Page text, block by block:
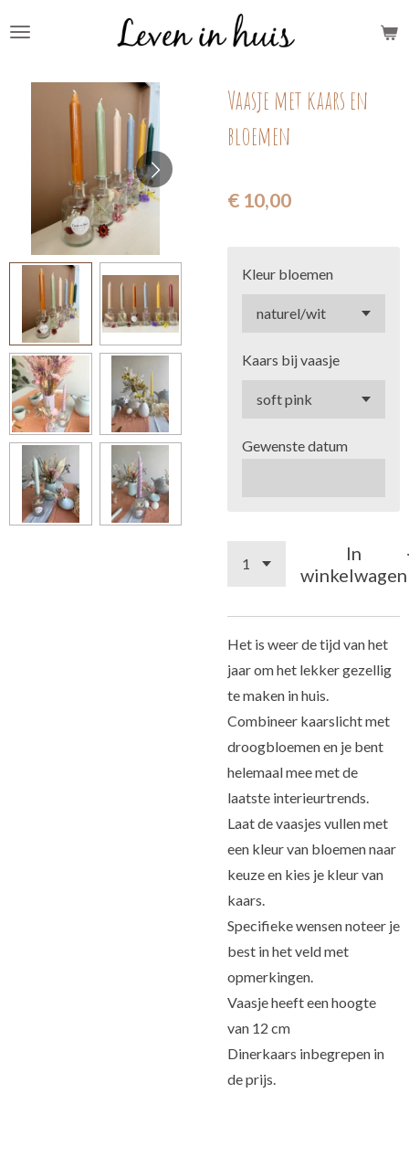
hoofdinhoud
Vaasje met kaars en
bloemen
€ 10,00
Kleur bloemen
Kaars bij vaasje
Gewenste datum
In
winkelwagen
Het is weer de tijd van het
jaar om het lekker gezellig
te maken in huis.
Combineer kaarslicht met
droogbloemen en je bent
helemaal mee met de
laatste interieurtrends.
Laat de vaasjes vullen met
een kleur van bloemen naar
keuze en kies je kleur van
kaars.
Specifieke wensen noteer je
best in het veld met
opmerkingen.
Vaasje heeft een hoogte
van 12 cm
Dinerkaars inbegrepen in
de prijs.